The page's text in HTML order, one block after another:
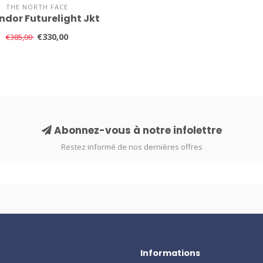
THE NORTH FACE
Futurelight Jkt
€385,00 €330,00
Abonnez-vous à notre infolettre
Restez informé de nos dernières offres
Informations